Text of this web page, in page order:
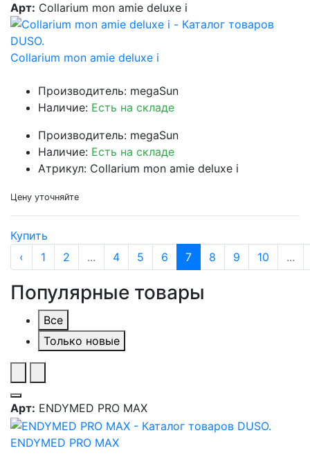
Арт: Collarium mon amie deluxe i
Collarium mon amie deluxe i
Производитель: megaSun
Наличие: Есть на складе
Производитель: megaSun
Наличие: Есть на складе
Атрикул: Collarium mon amie deluxe i
Цену уточняйте
Купить
‹
1 2 ... 4 5 6 7 8 9 10 ...
Популярные товары
Все
Только новые
Арт: ENDYMED PRO MAX
ENDYMED PRO MAX